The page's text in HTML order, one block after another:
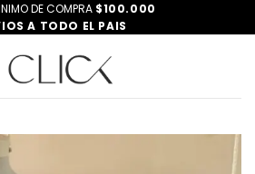
DE COMPRA $100.000
A TODO EL PAIS